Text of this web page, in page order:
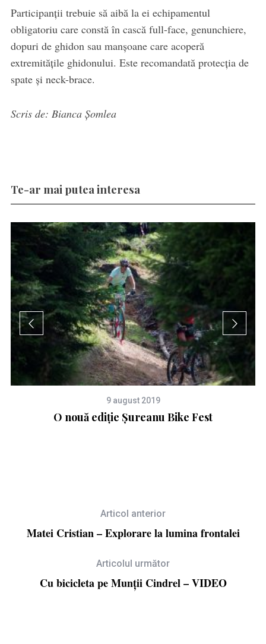
Participanții trebuie să aibă la ei echipamentul
obligatoriu care constă în cască full-face, genunchiere,
dopuri de ghidon sau manșoane care acoperă
extremitățile ghidonului. Este recomandată protecția de
spate și neck-brace.
Scris de: Bianca Șomlea
Te-ar mai putea interesa
9 august 2019
O nouă ediție Șureanu Bike Fest
Articol anterior
Matei Cristian – Explorare la lumina frontalei
Articolul următor
Cu bicicleta pe Munții Cindrel – VIDEO